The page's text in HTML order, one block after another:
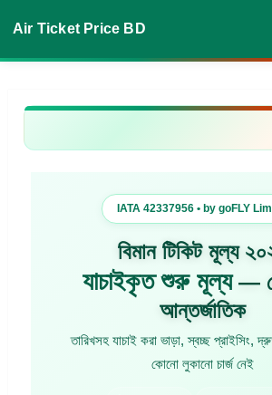
IATA 42337956 • by goFLY
বিমান টিকিট মূল্য
যাচাইকৃত শুরু মূল্য—
আন্তর্জাতিক
তারিখসহ যাচাই করা ভাড়া, স্বচ্ছ প্রাইসিং,
কোনো লুকানো চার্জ নেই
Air Ticket Price BD